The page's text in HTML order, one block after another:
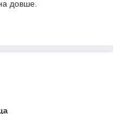
довше.